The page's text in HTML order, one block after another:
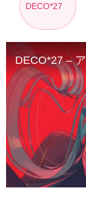
DECO*27
DECO*27 –